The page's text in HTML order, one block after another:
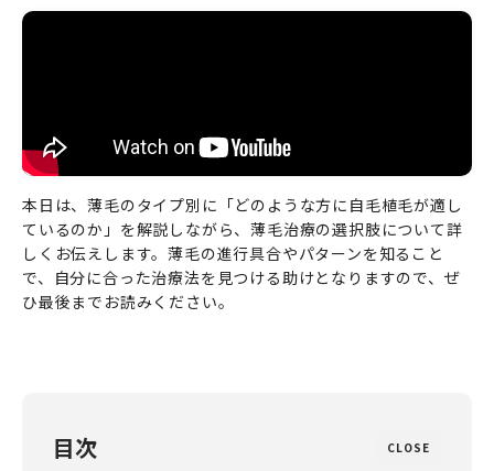
本日は、薄毛のタイプ別に「どのような方に自毛植毛が適し
ているのか」を解説しながら、薄毛治療の選択肢について詳
しくお伝えします。薄毛の進行具合やパターンを知ること
で、自分に合った治療法を見つける助けとなりますので、ぜ
ひ最後までお読みください。
CLOSE
目次